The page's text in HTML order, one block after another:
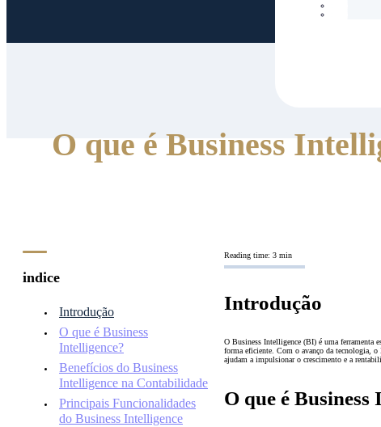
O que é Business
indice
Introdução
O que é Business
Intelligence?
Benefícios do Business
Intelligence na Contabilidade
Principais Funcionalidades
do Business Intelligence
Reading time: 3 min
Introdução
O Business Intelligence (BI) é uma ferramenta
forma eficiente. Com o avanço da tecnologia, o
ajudam a impulsionar o crescimento e a
O que é Business